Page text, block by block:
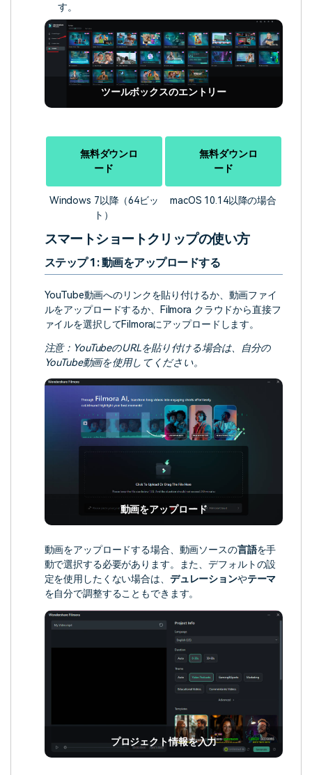
す。
ツールボックスのエントリー
無料ダウンロ
ード
Windows 7以降（64ビッ
ト）
無料ダウンロ
ード
macOS 10.14以降の場合
スマートショートクリップの使い方
ステップ 1: 動画をアップロードする
YouTube動画へのリンクを貼り付けるか、動画ファイ
ルをアップロードするか、Filmora クラウドから直接フ
ァイルを選択してFilmoraにアップロードします。
注意：YouTubeのURLを貼り付ける場合は、自分の
YouTube動画を使用してください。
動画をアップロード
動画をアップロードする場合、動画ソースの言語を手
動で選択する必要があります。また、デフォルトの設
定を使用したくない場合は、 デュレーションやテーマ
を自分で調整することもできます。
プロジェクト情報を入力